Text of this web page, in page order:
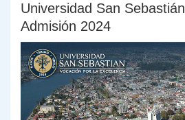
Universidad San Sebastián
Admisión 2024